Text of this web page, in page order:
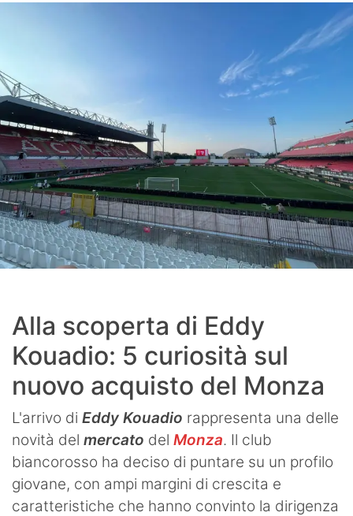
Alla scoperta di Eddy
Kouadio: 5 curiosità sul
nuovo acquisto del Monza
L'arrivo di Eddy Kouadio rappresenta una delle
novità del mercato del Monza. Il club
biancorosso ha deciso di puntare su un profilo
giovane, con ampi margini di crescita e
caratteristiche che hanno convinto la dirigenza